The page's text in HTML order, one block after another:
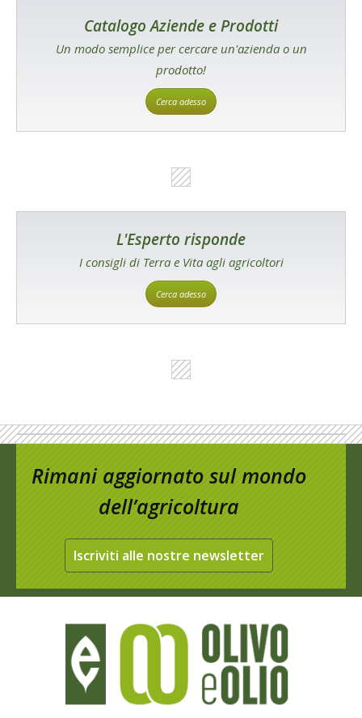
Catalogo Aziende e Prodotti
Un modo semplice per cercare un'azienda o un
prodotto!
Cerca adesso
L'Esperto risponde
I consigli di Terra e Vita agli agricoltori
Cerca adesso
Rimani aggiornato sul mondo
dell’agricoltura
Iscriviti alle nostre newsletter